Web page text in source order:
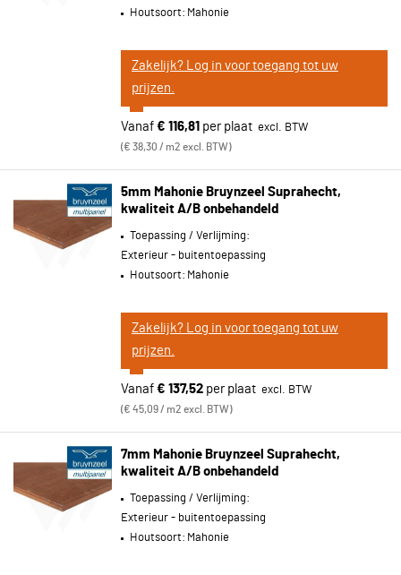
Houtsoort: Mahonie
Zakelijk? Log in voor toegang tot uw
prijzen.
Vanaf € 116,81 per plaat
€ 38,30 / m2 excl. BTW
5mm Mahonie Bruynzeel Suprahecht,
kwaliteit A/B onbehandeld
Toepassing / Verlijming:
Exterieur - buitentoepassing
Houtsoort: Mahonie
Zakelijk? Log in voor toegang tot uw
prijzen.
Vanaf € 137,52 per plaat
€ 45,09 / m2 excl. BTW
7mm Mahonie Bruynzeel Suprahecht,
kwaliteit A/B onbehandeld
Toepassing / Verlijming:
Exterieur - buitentoepassing
Houtsoort: Mahonie